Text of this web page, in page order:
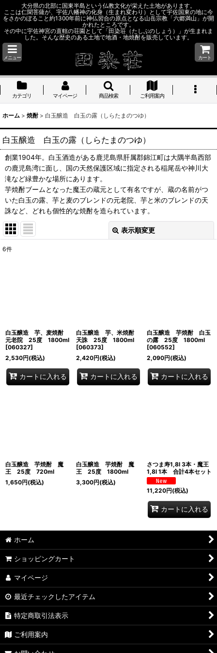
大分県の北部に国東半島という仏教文化が栄えた土地があります。
ここは仁聞菩薩が、宇佐八幡神の化身（生まれ変わり）として宇佐国東の地に今
をさかのぼること約1300年前に神仏習合の原点となる山岳宗教「六郷満山」が開
かれたところです。
その中に宇佐神宮の直轄の荘園として「田染荘（たしぶのしょう）」が生まれま
した。そんな歴史のある土地で地酒・地焼酎を販売しています。
メニュー カート
カテゴリ マイページ 商品検索 ご利用案内
ホーム > 焼酎 > 白玉醸造 白玉の露（しらたまのつゆ）
白玉醸造 白玉の露（しらたまのつゆ）
創業1904年。白玉酒造がある鹿児島県肝属郡錦江町は大隅半島西部
の鹿児島湾に面し、国の天然保護区域に指定される稲尾岳や神川大
滝など緑豊かな場所にあります。
芋焼酎ブームとなった魔王の蔵元として有名ですが、蔵の名前がつ
いた白玉の露、芋と麦のブレンドの元老院、芋と米のブレンドの天
誅など、どれも個性的な焼酎を造られています。
表示順変更
6件
白玉醸造 芋、麦焼酎
元老院 25度 1800ml
[060327]
2,530円(税込)
カートに入れる
白玉醸造 芋、米焼酎
天誅 25度 1800ml
[060373]
2,420円(税込)
カートに入れる
白玉醸造 芋焼酎 白玉
の露 25度 1800ml
[060552]
2,090円(税込)
カートに入れる
白玉醸造 芋焼酎 魔
王 25度 720ml
1,650円(税込)
白玉醸造 芋焼酎 魔
王 25度 1800ml
3,300円(税込)
さつま寿1,8l 3本・魔王
1,8l 1本 合計4本セット
11,220円(税込)
カートに入れる
ホーム
ショッピングカート
マイページ
最近チェックしたアイテム
特定商取引法表示
ご利用案内